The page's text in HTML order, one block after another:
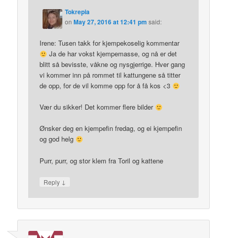
Tokrepia
onMay 27, 2016 at 12:41 pm said:
Irene: Tusen takk for kjempekoselig kommentar
Ja de har vokst kjempemasse, og nå er det
blitt så bevisste, våkne og nysgjerrige. Hver gang
vi kommer inn på rommet til kattungene så titter
de opp, for de vil komme opp for å få kos <3
Vær du sikker! Det kommer flere bilder
Ønsker deg en kjempefin fredag, og ei kjempefin
og god helg
Purr, purr, og stor klem fra Toril og kattene
Reply ↓